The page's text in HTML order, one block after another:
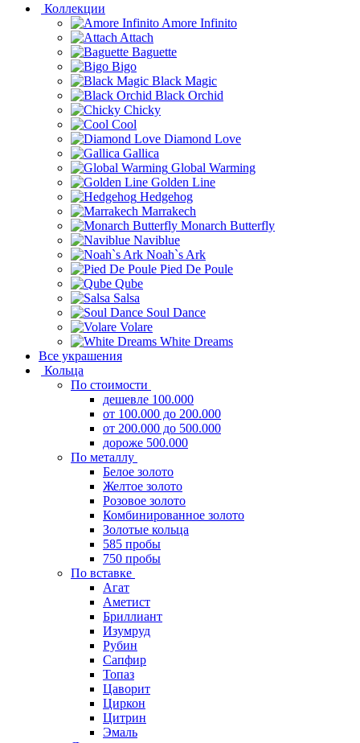
Коллекции
Amore Infinito
Attach
Baguette
Bigo
Black Magic
Black Orchid
Chicky
Cool
Diamond Love
Gallica
Global Warming
Golden Line
Hedgehog
Marrakech
Monarch Butterfly
Naviblue
Noah`s Ark
Pied De Poule
Qube
Salsa
Soul Dance
Volare
White Dreams
Все украшения
Кольца
По стоимости
дешевле 100.000
от 100.000 до 200.000
от 200.000 до 500.000
дороже 500.000
По металлу
Белое золото
Желтое золото
Розовое золото
Комбинированное золото
Золотые кольца
585 пробы
750 пробы
По вставке
Агат
Аметист
Бриллиант
Изумруд
Рубин
Сапфир
Топаз
Цаворит
Циркон
Цитрин
Эмаль